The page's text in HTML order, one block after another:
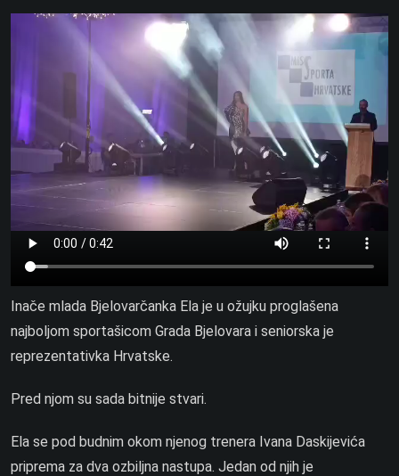
Inače mlada Bjelovarčanka Ela je u ožujku proglašena
najboljom sportašicom Grada Bjelovara i seniorska je
reprezentativka Hrvatske.
Pred njom su sada bitnije stvari.
Ela se pod budnim okom njenog trenera Ivana Daskijevića
priprema za dva ozbiljna nastupa. Jedan od njih je